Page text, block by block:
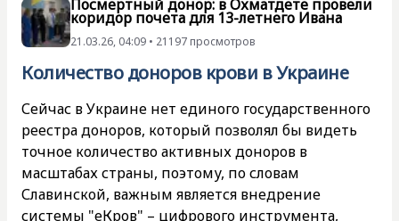
Посмертный донор: в Охматдете провели
коридор почета для 13-летнего Ивана
21.03.26, 04:09 • 21197 просмотров
Количество доноров крови в Украине
Сейчас в Украине нет единого государственного
реестра доноров, который позволял бы видеть
точное количество активных доноров в
масштабах страны, поэтому, по словам
Славинской, важным является внедрение
системы "еКров" – цифрового инструмента,